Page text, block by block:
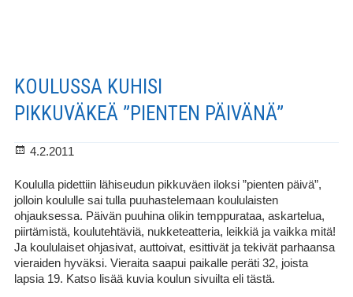
KOULUSSA KUHISI
PIKKUVÄKEÄ ”PIENTEN PÄIVÄNÄ”
Julkaistu
4.2.2011
Koululla pidettiin lähiseudun pikkuväen iloksi ”pienten päivä”,
jolloin koululle sai tulla puuhastelemaan koululaisten
ohjauksessa. Päivän puuhina olikin temppurataa, askartelua,
piirtämistä, koulutehtäviä, nukketeatteria, leikkiä ja vaikka mitä!
Ja koululaiset ohjasivat, auttoivat, esittivät ja tekivät parhaansa
vieraiden hyväksi. Vieraita saapui paikalle peräti 32, joista
lapsia 19. Katso lisää kuvia koulun sivuilta eli tästä.